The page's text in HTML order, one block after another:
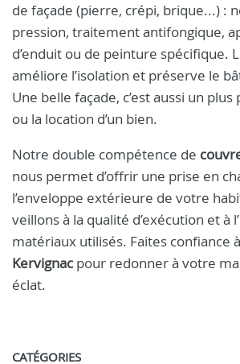
de façade (pierre, crépi, brique...) :
pression, traitement antifongique,
d’enduit ou de peinture spécifique.
améliore l’isolation et préserve le
Une belle façade, c’est aussi un
ou la location d’un bien.
Notre double compétence de
nous permet d’offrir une prise en
l’enveloppe extérieure de votre
veillons à la qualité d’exécution et à
matériaux utilisés. Faites confiance
Kervignac pour redonner à votre
éclat.
CATÉGORIES